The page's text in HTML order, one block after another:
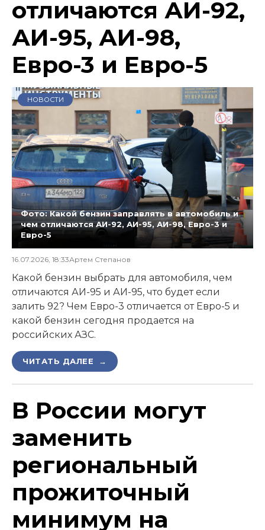
отличаются АИ-92,
АИ-95, АИ-98,
Евро-3 и Евро-5
НОВОСТИ
Фото: Какой бензин заправлять в автомобиль и
чем отличаются АИ-92, АИ-95, АИ-98, Евро-3 и
Евро-5
16.07.2026, 18:33Артем Степанов
Какой бензин выбрать для автомобиля, чем
отличаются АИ-95 и АИ-95, что будет если
залить 92? Чем Евро-3 отличается от Евро-5 и
какой бензин сегодня продается на
российских АЗС.
ЧИТАТЬ ДАЛЕЕ →
В России могут
заменить
региональный
прожиточный
минимум на